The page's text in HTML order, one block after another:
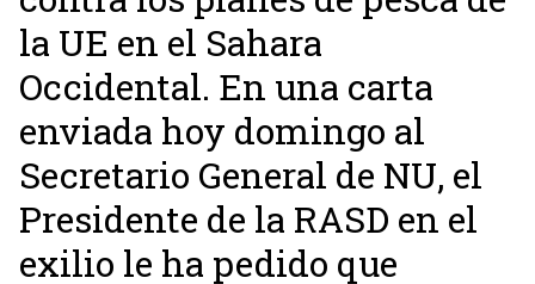
la UE en el Sahara
Occidental. En una carta
enviada hoy domingo al
Secretario General de NU, el
Presidente de la RASD en el
exilio le ha pedido que